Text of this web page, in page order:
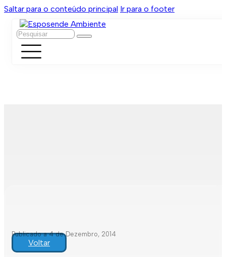
Saltar para o conteúdo principal Ir para o footer
Pesquisar
Publicado a 4 de Dezembro, 2014
Voltar